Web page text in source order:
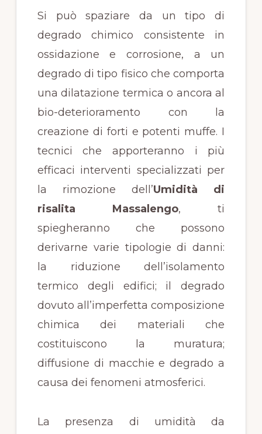
Si può spaziare da un tipo di
degrado chimico consistente in
ossidazione e corrosione, a un
degrado di tipo fisico che comporta
una dilatazione termica o ancora al
bio-deterioramento con la
creazione di forti e potenti muffe. I
tecnici che apporteranno i più
efficaci interventi specializzati per
la rimozione dell’Umidità di
risalita Massalengo, ti
spiegheranno che possono
derivarne varie tipologie di danni:
la riduzione dell’isolamento
termico degli edifici; il degrado
dovuto all’imperfetta composizione
chimica dei materiali che
costituiscono la muratura;
diffusione di macchie e degrado a
causa dei fenomeni atmosferici.
La presenza di umidità da